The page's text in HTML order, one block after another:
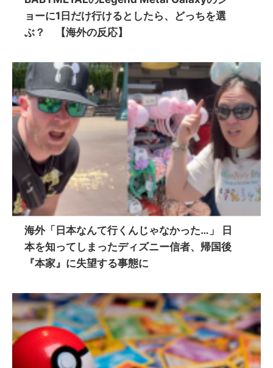
ョーに1日だけ行けるとしたら、どっちを選
ぶ？ 【海外の反応】
海外「日本なんて行くんじゃなかった…」 日
本を知ってしまったディズニー信者、帰国後
『本家』に失望する事態に